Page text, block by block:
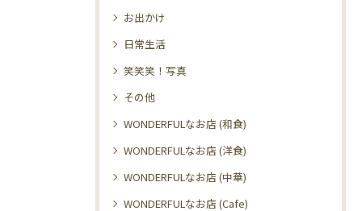
お出かけ
日常生活
笑笑笑！写真
その他
WONDERFULなお店 (和食)
WONDERFULなお店 (洋食)
WONDERFULなお店 (中華)
WONDERFULなお店 (Cafe)